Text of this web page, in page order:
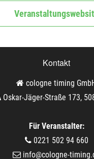
Kontakt
cologne timing
Oskar-Jäger-Straße 173,
Für Veranstalter:
0221 502 94 660
info@cologne-